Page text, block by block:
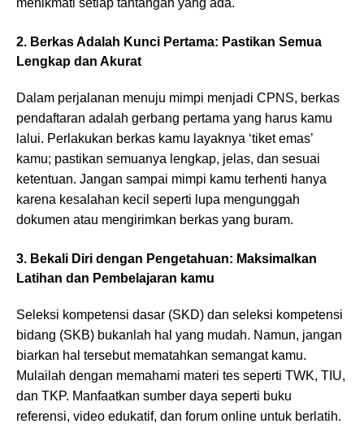
2. Berkas Adalah Kunci Pertama: Pastikan Semua
Lengkap dan Akurat
Dalam perjalanan menuju mimpi menjadi CPNS, berkas
pendaftaran adalah gerbang pertama yang harus kamu
lalui. Perlakukan berkas kamu layaknya ‘tiket emas’
kamu; pastikan semuanya lengkap, jelas, dan sesuai
ketentuan. Jangan sampai mimpi kamu terhenti hanya
karena kesalahan kecil seperti lupa mengunggah
dokumen atau mengirimkan berkas yang buram.
3. Bekali Diri dengan Pengetahuan: Maksimalkan
Latihan dan Pembelajaran kamu
Seleksi kompetensi dasar (SKD) dan seleksi kompetensi
bidang (SKB) bukanlah hal yang mudah. Namun, jangan
biarkan hal tersebut mematahkan semangat kamu.
Mulailah dengan memahami materi tes seperti TWK, TIU,
dan TKP. Manfaatkan sumber daya seperti buku
referensi, video edukatif, dan forum online untuk berlatih.